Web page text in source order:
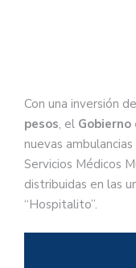
Con una inversión
pesos, el Gobierno
nuevas
Servicios Médicos
distribuidas en las
“Hospitalito”.